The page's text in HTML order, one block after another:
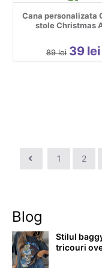
Cana personalizata
stole Christmas
89 lei 39 lei
1 2
Blog
Stilul
tricouri